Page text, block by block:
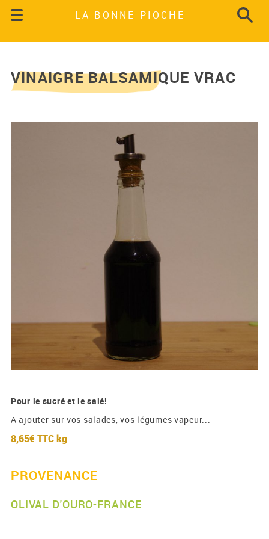
LA BONNE PIOCHE
VINAIGRE BALSAMIQUE VRAC
Pour le sucré et le salé!
A ajouter sur vos salades, vos légumes vapeur...
8,65€ TTCkg
PROVENANCE
OLIVAL D'OURO-FRANCE